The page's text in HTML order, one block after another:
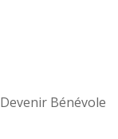
Devenir Bénévole